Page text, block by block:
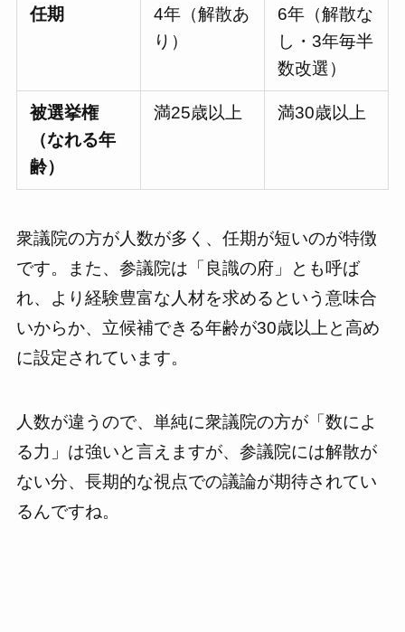
任期
4年（解散あ
り）
6年（解散な
し・3年毎半
数改選）
被選挙権
（なれる年
齢）
満25歳以上 満30歳以上
衆議院の方が人数が多く、任期が短いのが特徴
です。また、参議院は「良識の府」とも呼ば
れ、より経験豊富な人材を求めるという意味合
いからか、立候補できる年齢が30歳以上と高め
に設定されています。
人数が違うので、単純に衆議院の方が「数によ
る力」は強いと言えますが、参議院には解散が
ない分、長期的な視点での議論が期待されてい
るんですね。